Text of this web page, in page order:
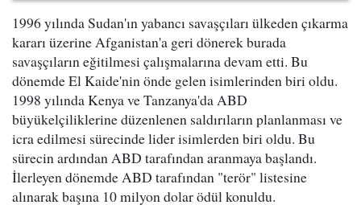
1996 yılında Sudan'ın yabancı savaşçıları ülkeden çıkarma
kararı üzerine Afganistan'a geri dönerek burada
savaşçıların eğitilmesi çalışmalarına devam etti. Bu
dönemde El Kaide'nin önde gelen isimlerinden biri oldu.
1998 yılında Kenya ve Tanzanya'da ABD
büyükelçiliklerine düzenlenen saldırıların planlanması ve
icra edilmesi sürecinde lider isimlerden biri oldu. Bu
sürecin ardından ABD tarafından aranmaya başlandı.
İlerleyen dönemde ABD tarafından "terör" listesine
alınarak başına 10 milyon dolar ödül konuldu.